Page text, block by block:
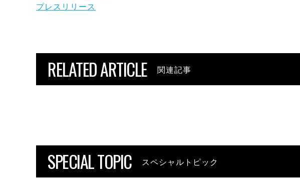
プレスリリース
RELATED ARTICLE 関連記事
SPECIAL TOPIC スペシャルトピック